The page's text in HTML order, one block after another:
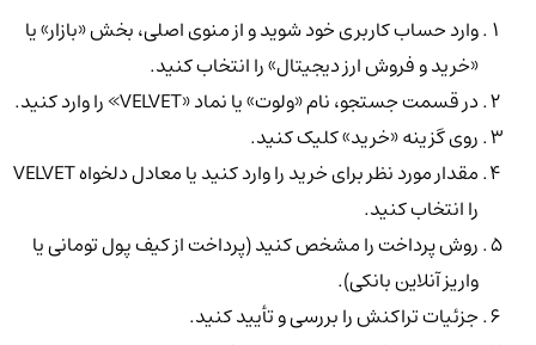
وارد حساب کاربری خود شوید و از منوی اصلی، بخش «بازار» یا
«خرید و فروش ارز دیجیتال» را انتخاب کنید.
در قسمت جستجو، نام «ولوت» یا نماد «VELVET» را وارد کنید.
روی گزینه «خرید» کلیک کنید.
مقدار مورد نظر برای خرید را وارد کنید یا معادل دلخواه VELVET
را انتخاب کنید.
روش پرداخت را مشخص کنید (پرداخت از کیف پول تومانی یا
واریز آنلاین بانکی).
جزئیات تراکنش را بررسی و تأیید کنید.